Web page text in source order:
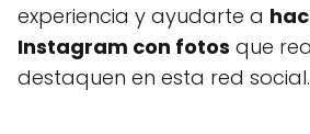
experiencia y ayudarte a
Instagram con fotos que
destaquen en esta red social.